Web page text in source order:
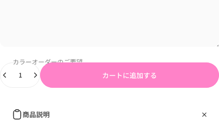
カラーオーダーのご要望
カートに追加する
商品説明